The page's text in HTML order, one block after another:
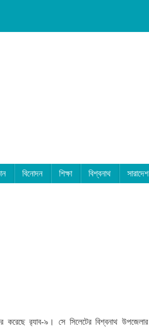
বিনোদন শিক্ষা বিশ্বনাথ সারাদেশ
করেছে র‌্যাব-৯। সে সিলেটের বিশ্বনাথ উপজেলার